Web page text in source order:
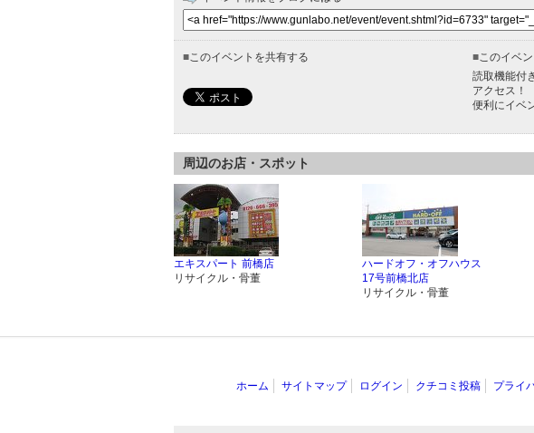
■このイベントを共有する ■このイベ
読取機能付
アクセス！
便利にイベ
周辺のお店・スポット
エキスパート 前橋店
リサイクル・骨董
ハードオフ・オフハウス
17号前橋北店
リサイクル・骨董
ホーム サイトマップ ログイン クチコミ投稿 プライ